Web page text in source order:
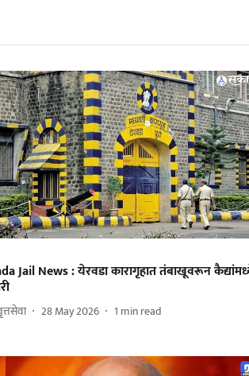
Jail News : येरवडा कारागृहात तंबाखूवरून
28 May 2026 1 min read